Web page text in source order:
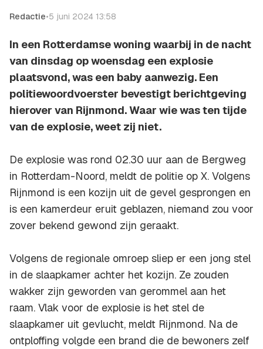
Redactie•5 juni 2024 13:58
In een Rotterdamse woning waarbij in de nacht
van dinsdag op woensdag een explosie
plaatsvond, was een baby aanwezig. Een
politiewoordvoerster bevestigt berichtgeving
hierover van Rijnmond. Waar wie was ten tijde
van de explosie, weet zij niet.
De explosie was rond 02.30 uur aan de Bergweg
in Rotterdam-Noord, meldt de politie op X. Volgens
Rijnmond is een kozijn uit de gevel gesprongen en
is een kamerdeur eruit geblazen, niemand zou voor
zover bekend gewond zijn geraakt.
Volgens de regionale omroep sliep er een jong stel
in de slaapkamer achter het kozijn. Ze zouden
wakker zijn geworden van gerommel aan het
raam. Vlak voor de explosie is het stel de
slaapkamer uit gevlucht, meldt Rijnmond. Na de
ontploffing volgde een brand die de bewoners zelf